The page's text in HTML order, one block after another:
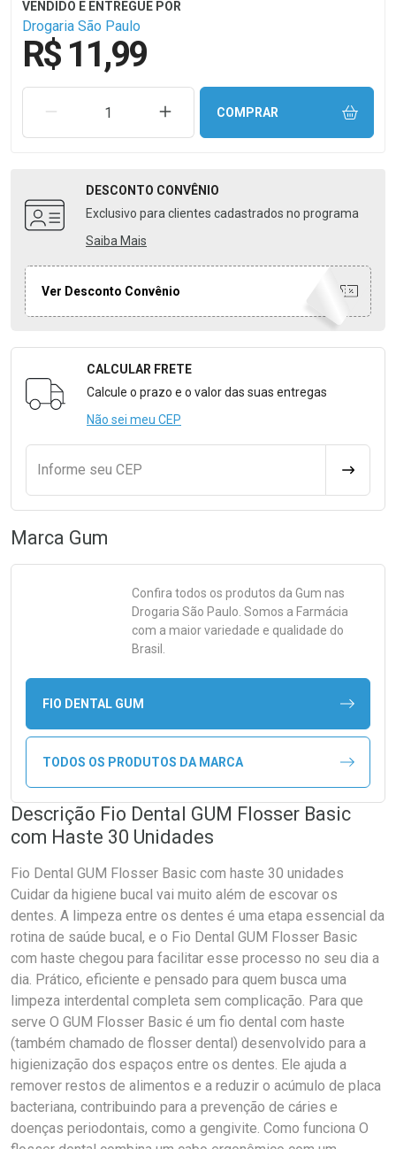
Drogaria São Paulo
R$ 11,99
REMOVER UMA UNIDADEAUMENTAR UMA UNIDADE
COMPRAR
DESCONTO CONVÊNIO
Exclusivo para clientes cadastrados no programa
Saiba Mais
Ver Desconto Convênio
Formulário para Calcular o Frete
CALCULAR FRETE
Calcule o prazo e o valor das suas entregas
Não sei meu CEP
Informe seu CEP
Marca Gum
Confira todos os produtos da Gum nas
Drogaria São Paulo. Somos a Farmácia
com a maior variedade e qualidade do
Brasil.
FIO DENTAL GUM
TODOS OS PRODUTOS DA MARCA
Descrição Fio Dental GUM Flosser Basic
com Haste 30 Unidades
Fio Dental GUM Flosser Basic com haste 30 unidades
Cuidar da higiene bucal vai muito além de escovar os
dentes. A limpeza entre os dentes é uma etapa essencial da
rotina de saúde bucal, e o Fio Dental GUM Flosser Basic
com haste chegou para facilitar esse processo no seu dia a
dia. Prático, eficiente e pensado para quem busca uma
limpeza interdental completa sem complicação. Para que
serve O GUM Flosser Basic é um fio dental com haste
(também chamado de flosser dental) desenvolvido para a
higienização dos espaços entre os dentes. Ele ajuda a
remover restos de alimentos e a reduzir o acúmulo de placa
bacteriana, contribuindo para a prevenção de cáries e
doenças periodontais, como a gengivite. Como funciona O